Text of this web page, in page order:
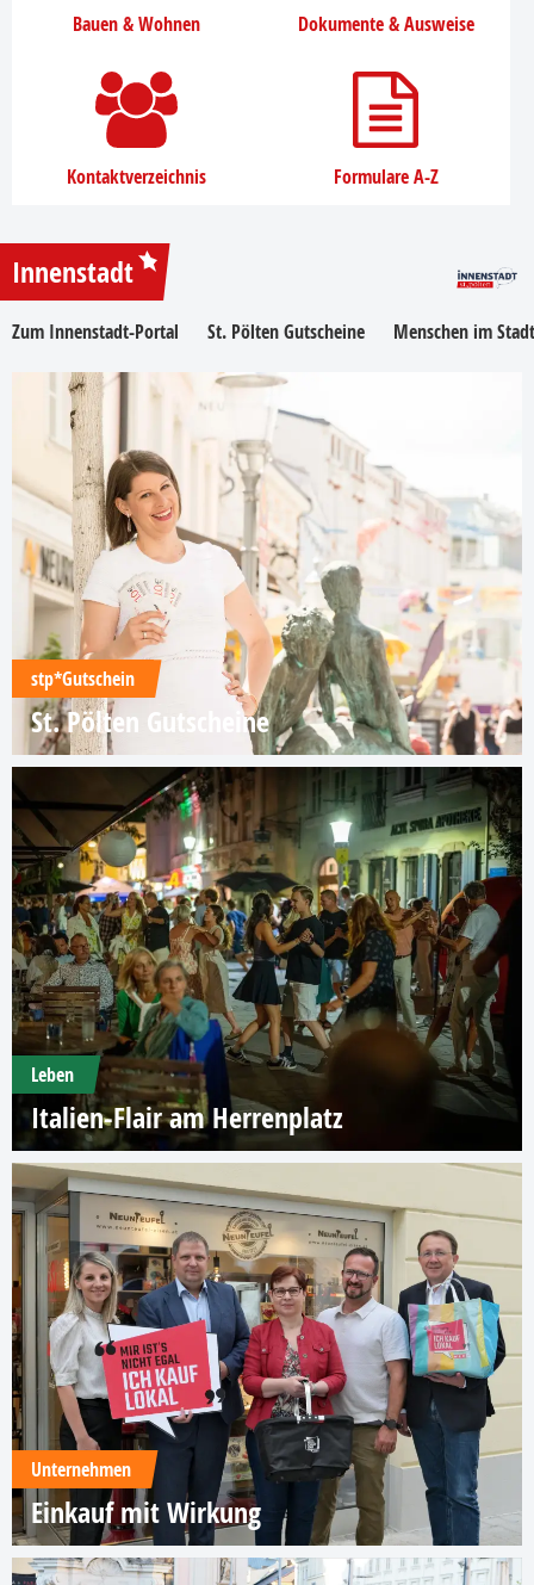
Bauen & Wohnen Dokumente & Ausweise
Kontaktverzeichnis Formulare A-Z
Innenstadt
Zum Innenstadt-Portal St. Pölten Gutscheine Menschen im
stp*Gutschein
St. Pölten Gutscheine
Leben
Italien-Flair am Herrenplatz
Unternehmen
Einkauf mit Wirkung